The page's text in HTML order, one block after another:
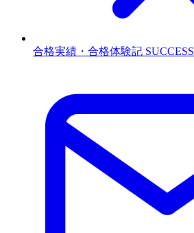
合格実績・合格体験記 SUCCESS